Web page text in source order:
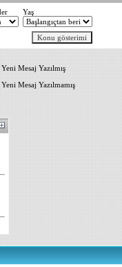
Yaş
Mesaj Yazılmış
Mesaj Yazılmamış